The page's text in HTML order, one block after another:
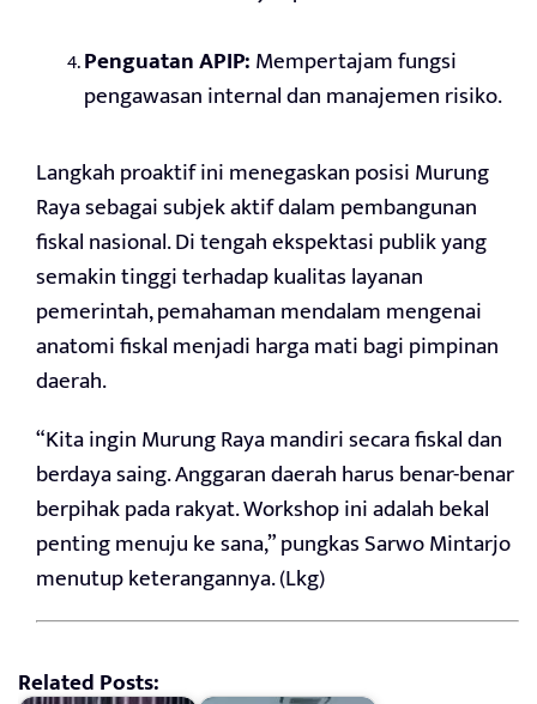
Penguatan APIP:Mempertajam fungsi
pengawasan internal dan manajemen risiko.
Langkah proaktif ini menegaskan posisi Murung
Raya sebagai subjek aktif dalam pembangunan
fiskal nasional. Di tengah ekspektasi publik yang
semakin tinggi terhadap kualitas layanan
pemerintah, pemahaman mendalam mengenai
anatomi fiskal menjadi harga mati bagi pimpinan
daerah.
“Kita ingin Murung Raya mandiri secara fiskal dan
berdaya saing. Anggaran daerah harus benar-benar
berpihak pada rakyat. Workshop ini adalah bekal
penting menuju ke sana,” pungkas Sarwo Mintarjo
menutup keterangannya. (Lkg)
Related Posts: